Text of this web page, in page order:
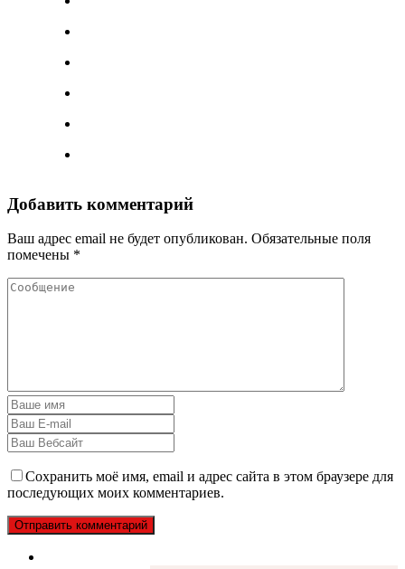
Добавить комментарий
Ваш адрес email не будет опубликован. Обязательные поля
помечены *
Сохранить моё имя, email и адрес сайта в этом браузере для
последующих моих комментариев.